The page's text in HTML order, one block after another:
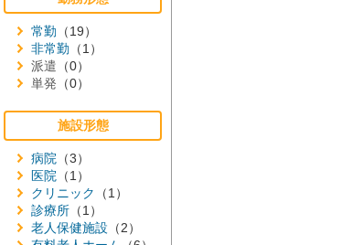
常勤 （19）
非常勤 （1）
派遣 （0）
単発 （0）
施設形態
病院 （3）
医院 （1）
クリニック
（1）
診療所 （1）
老人保健施設 （2）